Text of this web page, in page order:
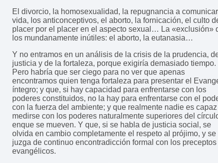
El divorcio, la homosexualidad, la repugnancia a
vida, los anticonceptivos, el aborto, la fornicación, el culto
placer por el placer en el aspecto sexual… La «exclusión»
los mundanamente inútiles: el aborto, la eutanasia…
Y no entramos en un análisis de la crisis de la prudencia,
justicia y de la fortaleza, porque exigiría demasiado tiempo.
Pero habría que ser ciego para no ver que apenas
encontramos quien tenga fortaleza para presentar el
íntegro; y que, si hay capacidad para enfrentarse con los
poderes constituidos, no la hay para enfrentarse con el
con la fuerza del ambiente; y que realmente nadie es
medirse con los poderes naturalmente superiores del
enque se mueven. Y que, si se habla de justicia social, se
olvida en cambio completamente el respeto al prójimo, y se
juzga de continuo encontradicción formal con los preceptos
evangélicos.